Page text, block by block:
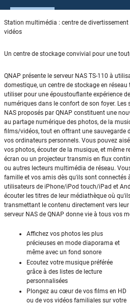
Station multimédia : centre de
vidéos
Un centre de stockage convivial pour une
QNAP présente le serveur NAS TS-110 à
domestique, un centre de stockage en réseau
utiliser pour une époustouflante expérience
numériques dans le confort de son foyer. Les
NAS proposés par QNAP constituent une
au partage numérique des photos, de la
films/vidéos, tout en offrant une sauvegarde
vos ordinateurs personnels. Vous pouvez
vos photos, écouter de la musique, et même
écran ou un projecteur transmis en flux
ou autres lecteurs multimédia de réseau.
famille et vos amis dès qu'ils sont connectés
utilisateurs de iPhone/iPod touch/iPad et
écouter les titres de leur médiathèque où
transmettant le contenu directement vers
serveur NAS de QNAP donne vie à tous vos
Affichez vos photos les plus
précieuses en mode diaporama et
même avec un fond sonore
Ecoutez votre musique préférée
grâce à des listes de lecture
personnalisées
Plongez au cœur de vos films en HD
ou de vos vidéos familiales sur votre